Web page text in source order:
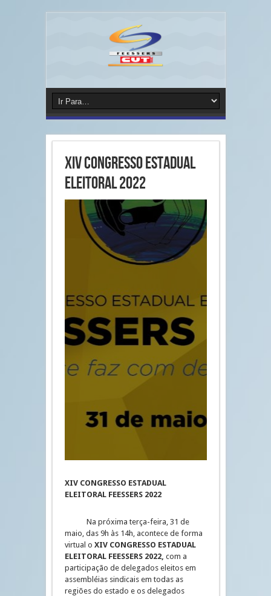
XIV CONGRESSO ESTADUAL
ELEITORAL 2022
XIV CONGRESSO ESTADUAL
ELEITORAL FEESSERS 2022
Na próxima terça-feira, 31 de
maio, das 9h às 14h, acontece de forma
virtual o XIV CONGRESSO ESTADUAL
ELEITORAL FEESSERS 2022, com a
participação de delegados eleitos em
assembléias sindicais em todas as
regiões do estado e os delegados